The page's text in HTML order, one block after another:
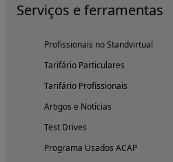
Serviços e ferramentas
Profissionais no Standvirtual
Tarifário Particulares
Tarifário Profissionais
Artigos e Notícias
Test Drives
Programa Usados ACAP